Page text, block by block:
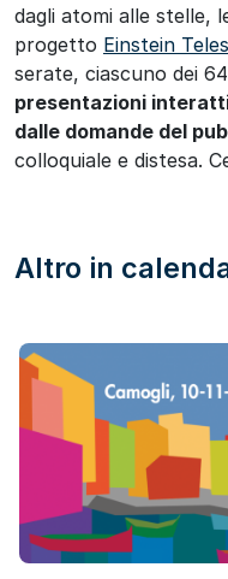
dagli atomi alle stelle,
progetto Einstein
serate, ciascuno dei 64
presentazioni
dalle domande del
colloquiale e distesa.
Altro in